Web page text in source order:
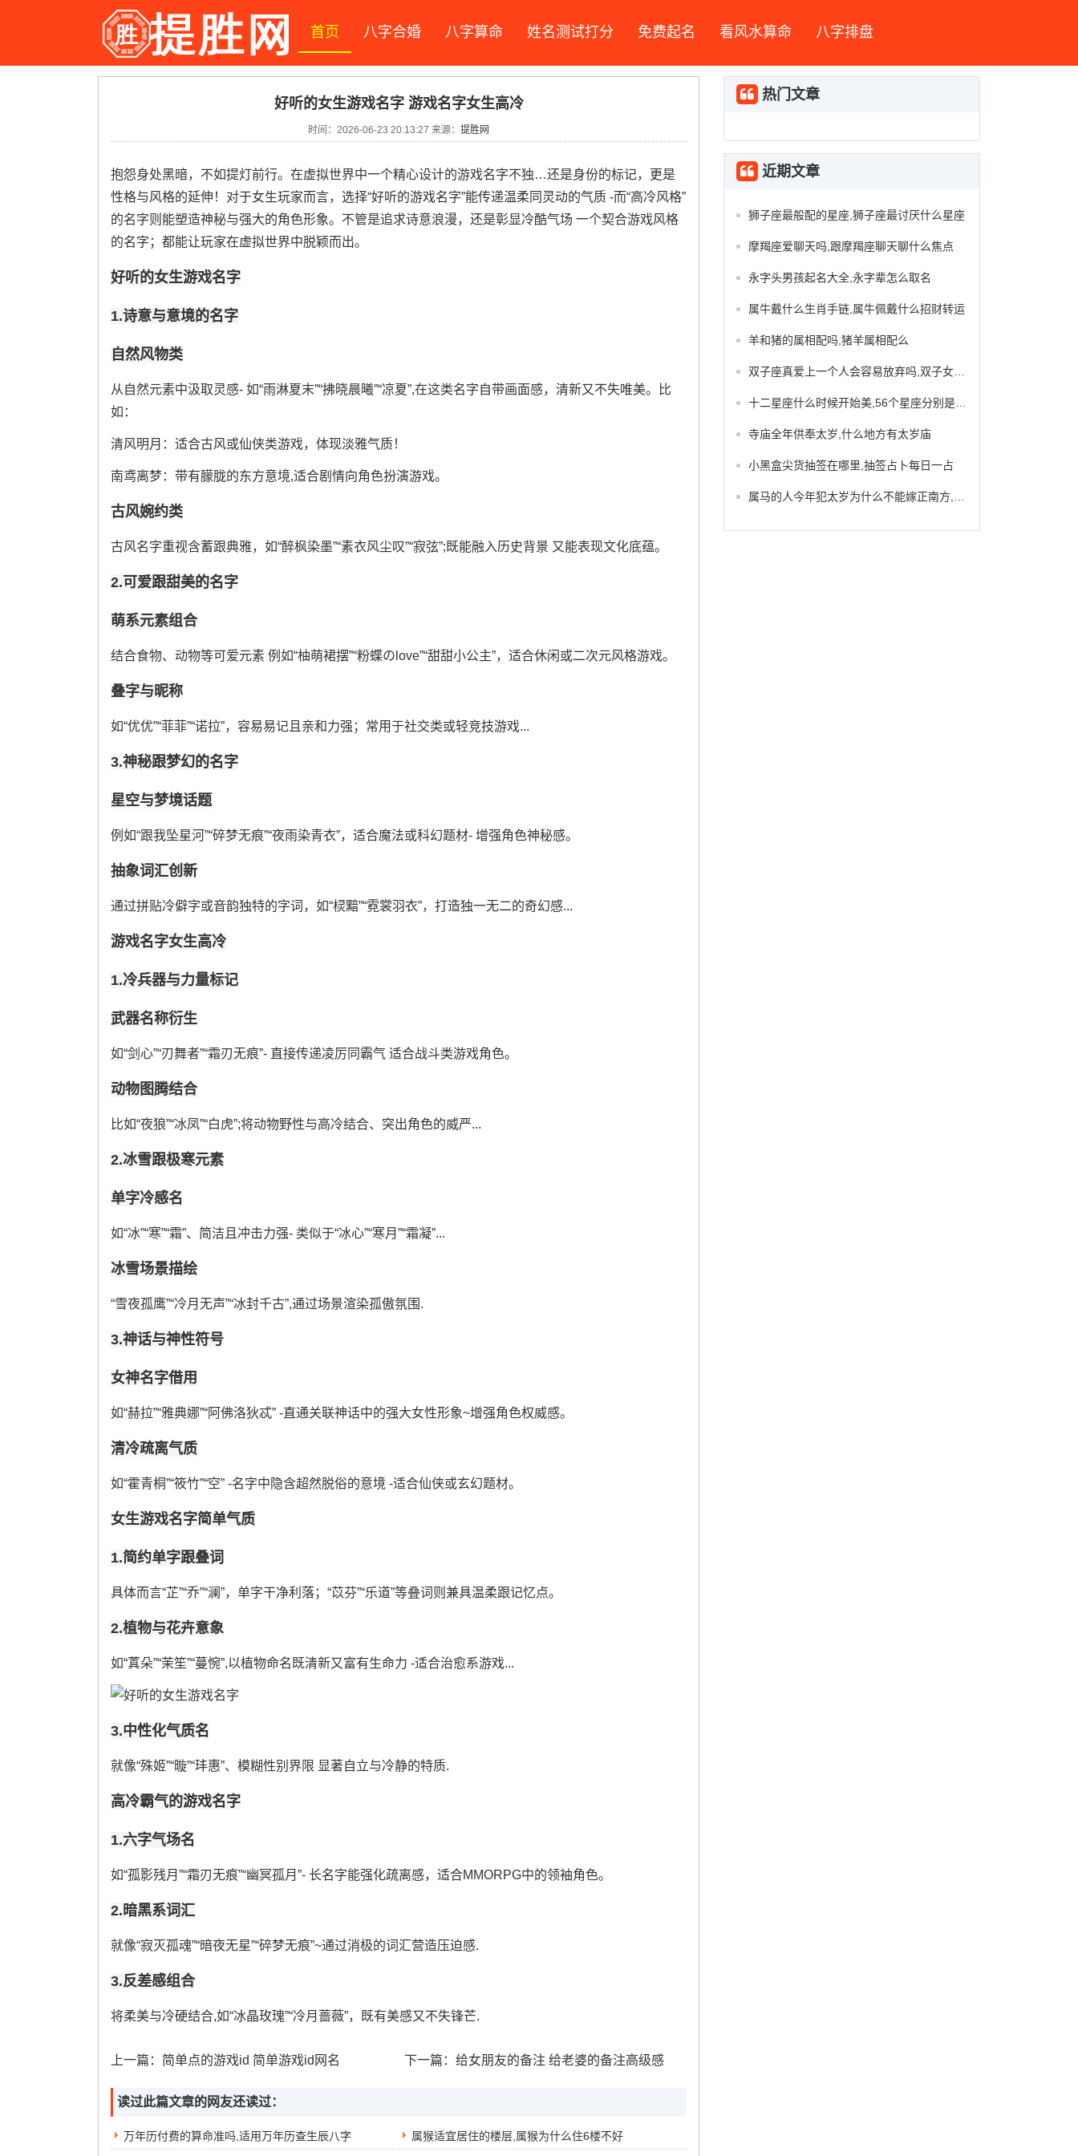
首页 八字合婚 八字算命 姓名测试打分 免费起名 看风水算命 八字排盘
好听的女生游戏名字 游戏名字女生高冷
时间：2026-06-23 20:13:27 来源： 提胜网
抱怨身处黑暗，不如提灯前行。在虚拟世界中一个精心设计的游戏名字不独…还是身份的标记，更是
性格与风格的延伸！对于女生玩家而言，选择“好听的游戏名字”能传递温柔同灵动的气质 -而“高冷风格”
的名字则能塑造神秘与强大的角色形象。不管是追求诗意浪漫，还是彰显冷酷气场 一个契合游戏风格
的名字；都能让玩家在虚拟世界中脱颖而出。
好听的女生游戏名字
1.诗意与意境的名字
自然风物类
从自然元素中汲取灵感- 如“雨淋夏末”“拂晓晨曦”“凉夏”,在这类名字自带画面感，清新又不失唯美。比
如：
清风明月：适合古风或仙侠类游戏，体现淡雅气质！
南鸢离梦：带有朦胧的东方意境,适合剧情向角色扮演游戏。
古风婉约类
古风名字重视含蓄跟典雅，如“醉枫染墨”“素衣风尘叹”“寂弦”;既能融入历史背景 又能表现文化底蕴。
2.可爱跟甜美的名字
萌系元素组合
结合食物、动物等可爱元素 例如“柚萌裙摆”“粉蝶のlove”“甜甜小公主”，适合休闲或二次元风格游戏。
叠字与昵称
如“优优”“菲菲”“诺拉”，容易易记且亲和力强；常用于社交类或轻竞技游戏...
3.神秘跟梦幻的名字
星空与梦境话题
例如“跟我坠星河”“碎梦无痕”“夜雨染青衣”，适合魔法或科幻题材- 增强角色神秘感。
抽象词汇创新
通过拼贴冷僻字或音韵独特的字词，如“棂黯”“霓裳羽衣”，打造独一无二的奇幻感...
游戏名字女生高冷
1.冷兵器与力量标记
武器名称衍生
如“剑心”“刃舞者”“霜刃无痕”- 直接传递凌厉同霸气 适合战斗类游戏角色。
动物图腾结合
比如“夜狼”“冰凤”“白虎”;将动物野性与高冷结合、突出角色的威严...
2.冰雪跟极寒元素
单字冷感名
如“冰”“寒”“霜”、简洁且冲击力强- 类似于“冰心”“寒月”“霜凝”...
冰雪场景描绘
“雪夜孤鹰”“冷月无声”“冰封千古”,通过场景渲染孤傲氛围.
3.神话与神性符号
女神名字借用
如“赫拉”“雅典娜”“阿佛洛狄忒” -直通关联神话中的强大女性形象~增强角色权威感。
清冷疏离气质
如“霍青桐”“筱竹”“空” -名字中隐含超然脱俗的意境 -适合仙侠或玄幻题材。
女生游戏名字简单气质
1.简约单字跟叠词
具体而言“芷”“乔”“澜”，单字干净利落；“苡芬”“乐道”等叠词则兼具温柔跟记忆点。
2.植物与花卉意象
如“蒖朵”“茉笙”“蔓惋”,以植物命名既清新又富有生命力 -适合治愈系游戏...
3.中性化气质名
就像“殊姬”“暶”“玤惠”、模糊性别界限 显著自立与冷静的特质.
高冷霸气的游戏名字
1.六字气场名
如“孤影残月”“霜刃无痕”“幽冥孤月”- 长名字能强化疏离感，适合MMORPG中的领袖角色。
2.暗黑系词汇
就像“寂灭孤魂”“暗夜无星”“碎梦无痕”~通过消极的词汇营造压迫感.
3.反差感组合
将柔美与冷硬结合,如“冰晶玫瑰”“冷月蔷薇”，既有美感又不失锋芒.
上一篇： 简单点的游戏id 简单游戏id网名 下一篇：给女朋友的备注 给老婆的备注高级感
读过此篇文章的网友还读过：
万年历付费的算命准吗,适用万年历查生辰八字 属猴适宜居住的楼层,属猴为什么住6楼不好
热门文章
近期文章
狮子座最般配的星座,狮子座最讨厌什么星座
摩羯座爱聊天吗,跟摩羯座聊天聊什么焦点
永字头男孩起名大全,永字辈怎么取名
属牛戴什么生肖手链,属牛佩戴什么招财转运
羊和猪的属相配吗,猪羊属相配么
寺庙全年供奉太岁,什么地方有太岁庙
小黑盒尖货抽签在哪里,抽签占卜每日一占